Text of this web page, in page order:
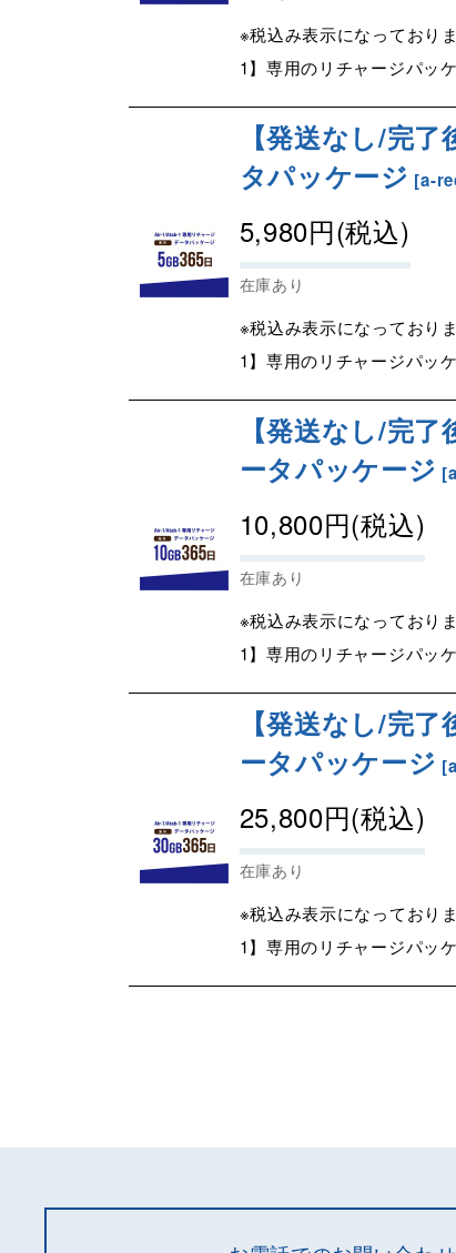
※税込み表示になっており
1】専用のリチャージパッ
【発送なし/完
タパッケージ [a-
5,980円(税込)
在庫あり
※税込み表示になっており
1】専用のリチャージパッ
【発送なし/完
ータパッケージ [
10,800円(税込)
在庫あり
※税込み表示になっており
1】専用のリチャージパッ
【発送なし/完
ータパッケージ [
25,800円(税込)
在庫あり
※税込み表示になっており
1】専用のリチャージパッ